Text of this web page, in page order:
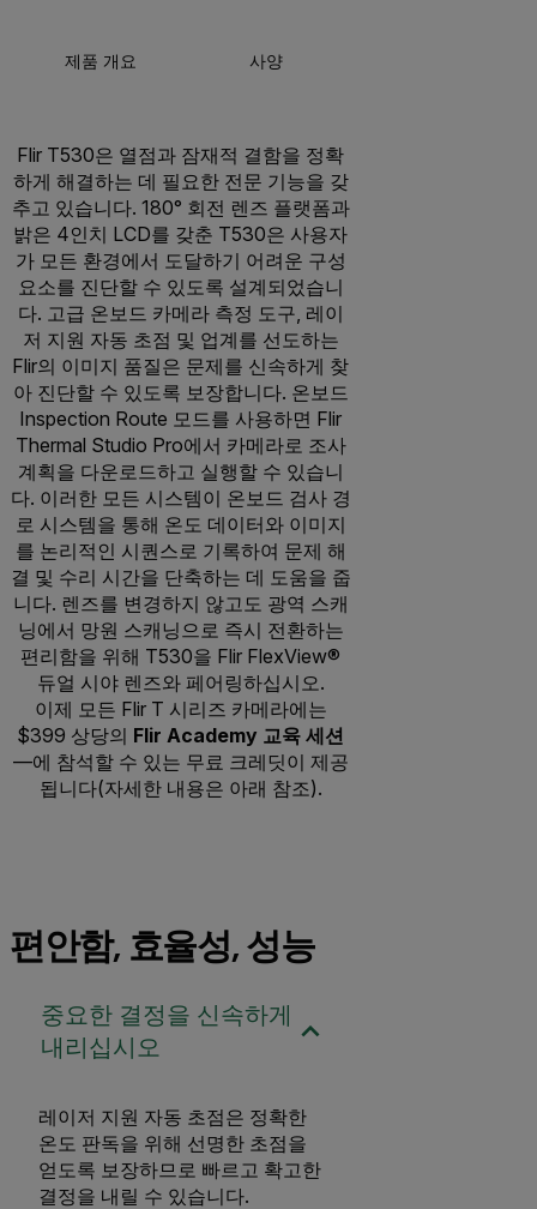
제품 개요 사양
Flir T530은 열점과 잠재적 결함을 정확
하게 해결하는 데 필요한 전문 기능을 갖
추고 있습니다. 180° 회전 렌즈 플랫폼과
밝은 4인치 LCD를 갖춘 T530은 사용자
가 모든 환경에서 도달하기 어려운 구성
요소를 진단할 수 있도록 설계되었습니
다. 고급 온보드 카메라 측정 도구, 레이
저 지원 자동 초점 및 업계를 선도하는
Flir의 이미지 품질은 문제를 신속하게 찾
아 진단할 수 있도록 보장합니다. 온보드
Inspection Route 모드를 사용하면 Flir
Thermal Studio Pro에서 카메라로 조사
계획을 다운로드하고 실행할 수 있습니
다. 이러한 모든 시스템이 온보드 검사 경
로 시스템을 통해 온도 데이터와 이미지
를 논리적인 시퀀스로 기록하여 문제 해
결 및 수리 시간을 단축하는 데 도움을 줍
니다. 렌즈를 변경하지 않고도 광역 스캐
닝에서 망원 스캐닝으로 즉시 전환하는
편리함을 위해 T530을 Flir FlexView®
듀얼 시야 렌즈와 페어링하십시오.
이제 모든 Flir T 시리즈 카메라에는
$399 상당의 Flir Academy 교육 세션
—에 참석할 수 있는 무료 크레딧이 제공
됩니다(자세한 내용은 아래 참조).
편안함, 효율성, 성능
중요한 결정을 신속하게
내리십시오
레이저 지원 자동 초점은 정확한
온도 판독을 위해 선명한 초점을
얻도록 보장하므로 빠르고 확고한
결정을 내릴 수 있습니다.